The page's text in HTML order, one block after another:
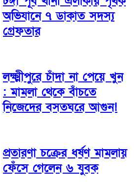
অভিযানে ৭ ডাকাত সদস্য
গ্রেফতার
লক্ষ্মীপুরে চাঁদা না পেয়ে খুন
: মামলা থেকে বাঁচতে
নিজেদের বসতঘরে আগুন!
প্রতারণা চক্রের ধর্ষণ মামলায়
ফেঁসে গেলেন ৬ যুবক